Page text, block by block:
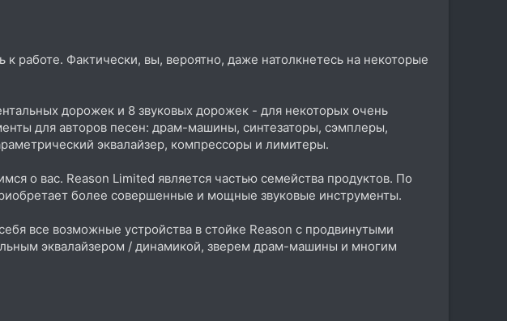
работе. Фактически, вы, вероятно, даже натолкнетесь на некоторые
дорожек и 8 звуковых дорожек - для некоторых очень
для авторов песен: драм-машины, синтезаторы, сэмплеры,
эквалайзер, компрессоры и лимитеры.
о вас. Reason Limited является частью семейства продуктов. По
более совершенные и мощные звуковые инструменты.
все возможные устройства в стойке Reason с продвинутыми
эквалайзером / динамикой, зверем драм-машины и многим